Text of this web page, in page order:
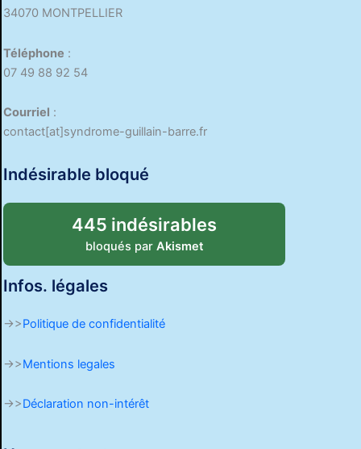
34070 MONTPELLIER
Téléphone :
07 49 88 92 54
Courriel :
contact[at]syndrome-guillain-barre.fr
Indésirable bloqué
445 indésirables
bloqués par Akismet
Infos. légales
->>Politique de confidentialité
->>Mentions legales
->>Déclaration non-intérêt